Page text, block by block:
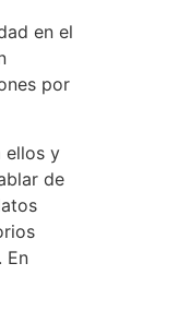
en el
por
ellos y
de
En